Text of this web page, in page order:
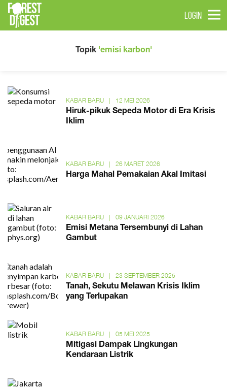
LOGIN
Topik 'emisi karbon'
KABAR BARU | 12 MEI 2026
Hiruk-pikuk Sepeda Motor di Era Krisis
Iklim
KABAR BARU | 26 MARET 2026
Harga Mahal Pemakaian Akal Imitasi
KABAR BARU | 09 JANUARI 2026
Emisi Metana Tersembunyi di Lahan
Gambut
KABAR BARU | 23 SEPTEMBER 2025
Tanah, Sekutu Melawan Krisis Iklim
yang Terlupakan
KABAR BARU | 05 MEI 2025
Mitigasi Dampak Lingkungan
Kendaraan Listrik